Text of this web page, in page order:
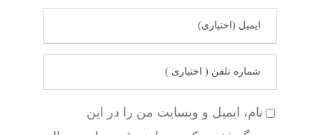
نام، ایمیل و وبسایت من را در این